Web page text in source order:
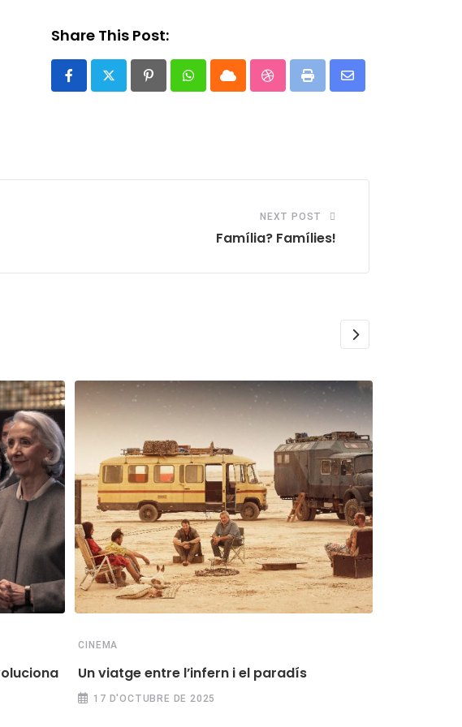
Share This Post:
PinterestWhatsapp
Cloud StumbleUpon
Print
Share
NEXT POST
Família? Famílies!
CINEMA
Un viatge entre l’infern i el paradís
17 D'OCTUBRE DE 2025